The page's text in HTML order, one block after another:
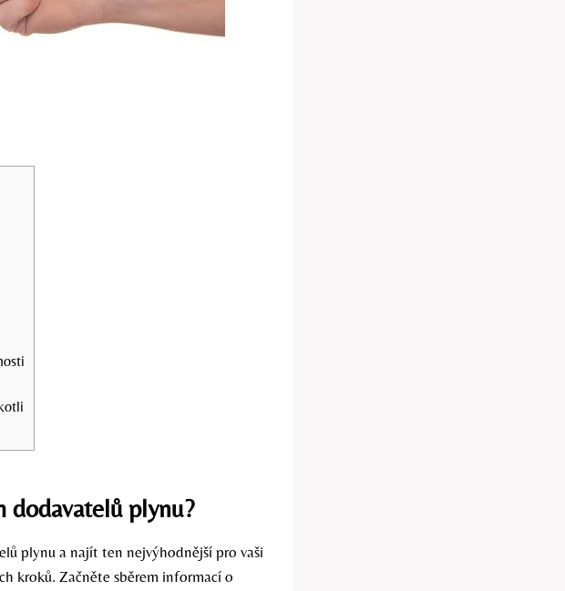
dodavatelů plynu?
plynu a najít ten nejvýhodnější pro vaši
kroků. Začněte sběrem informací o